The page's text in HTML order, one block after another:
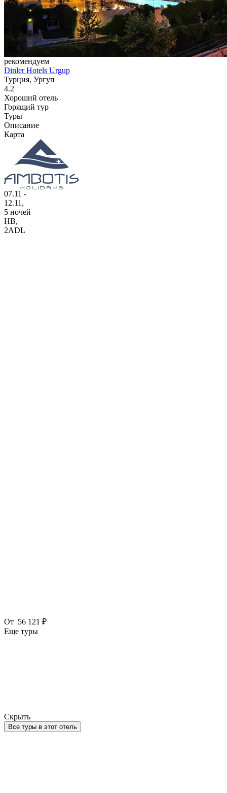
рекомендуем
Dinler Hotels Urgup
Турция, Ургуп
4.2
Хороший отель
Горящий тур
Туры
Описание
Карта
07.11 -
12.11,
5 ночей
HB,
2ADL
От 56 121 ₽
Еще туры
Скрыть
Все туры в этот отель